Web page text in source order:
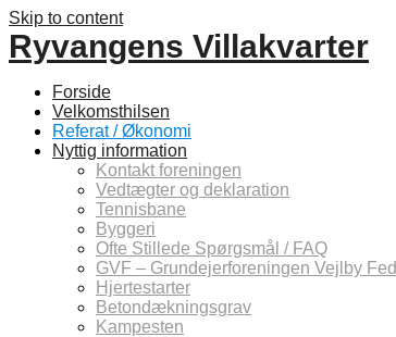
Skip to content
Ryvangens Villakvarter
Forside
Velkomsthilsen
Referat / Økonomi
Nyttig information
Kontakt foreningen
Vedtægter og deklaration
Tennisbane
Byggeri
Ofte Stillede Spørgsmål / FAQ
GVF – Grundejerforeningen Vejlby Fed
Hjertestarter
Betondækningsgrav
Kampesten